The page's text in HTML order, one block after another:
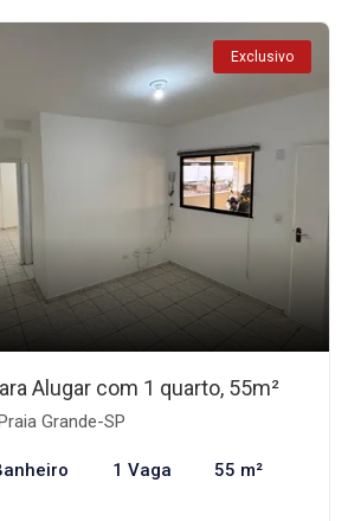
Exclusivo
Alugar com 1 quarto, 55m²
Grande-SP
1 Vaga 55 m²